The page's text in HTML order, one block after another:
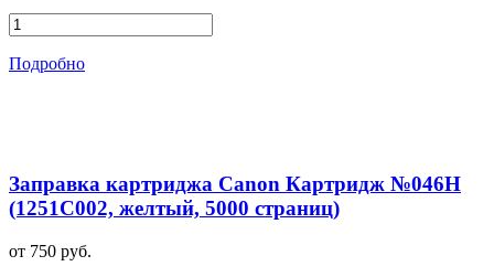
Подробно
Заправка картриджа Canon Картридж №046H
(1251C002, желтый, 5000 страниц)
от 750 руб.